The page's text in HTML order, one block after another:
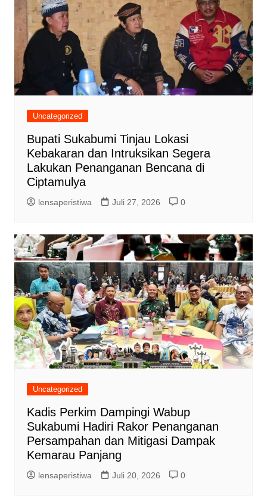
Uncategorized
Bupati Sukabumi Tinjau Lokasi
Kebakaran dan Intruksikan Segera
Lakukan Penanganan Bencana di
Ciptamulya
lensaperistiwa Juli 27, 2026 0
Uncategorized
Kadis Perkim Dampingi Wabup
Sukabumi Hadiri Rakor Penanganan
Persampahan dan Mitigasi Dampak
Kemarau Panjang
lensaperistiwa Juli 20, 2026 0